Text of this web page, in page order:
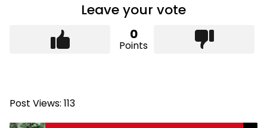
Leave your vote
0
Points
Post Views: 113